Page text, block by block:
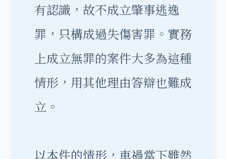
有認識，故不成立肇事逃逸
罪，只構成過失傷害罪。實務
上成立無罪的案件大多為這種
情形，用其他理由答辯也難成
立。
以本件的情形，車禍當下雖然